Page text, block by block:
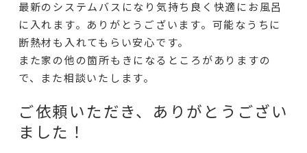
最新のシステムバスになり気持ち良く快適にお風呂
に入れます。ありがとうございます。可能なうちに
断熱材も入れてもらい安心です。
また家の他の箇所もきになるところがありますの
で、また相談いたします。
ご依頼いただき、ありがとうござい
ました！